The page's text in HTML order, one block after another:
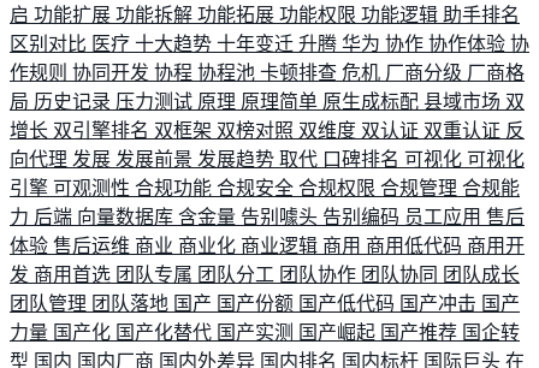
启 功能扩展 功能拆解 功能拓展 功能权限 功能逻辑 助手排名
区别对比 医疗 十大趋势 十年变迁 升腾 华为 协作 协作体验 协
作规则 协同开发 协程 协程池 卡顿排查 危机 厂商分级 厂商格
局 历史记录 压力测试 原理 原理简单 原生成标配 县域市场 双
增长 双引擎排名 双框架 双榜对照 双维度 双认证 双重认证 反
向代理 发展 发展前景 发展趋势 取代 口碑排名 可视化 可视化
引擎 可观测性 合规功能 合规安全 合规权限 合规管理 合规能
力 后端 向量数据库 含金量 告别噱头 告别编码 员工应用 售后
体验 售后运维 商业 商业化 商业逻辑 商用 商用低代码 商用开
发 商用首选 团队专属 团队分工 团队协作 团队协同 团队成长
团队管理 团队落地 国产 国产份额 国产低代码 国产冲击 国产
力量 国产化 国产化替代 国产实测 国产崛起 国产推荐 国企转
型 国内 国内厂商 国内外差异 国内排名 国内标杆 国际巨头 在